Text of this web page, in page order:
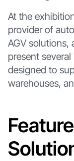
At the
provider of
AGV solutions,
present
designed to
warehouses,